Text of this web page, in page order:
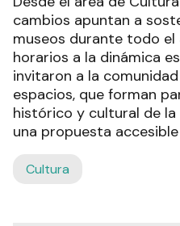
cambios apuntan a
museos durante todo el
horarios a la dinámica
invitaron a la
espacios, que forman
histórico y cultural de
una propuesta
Cultura